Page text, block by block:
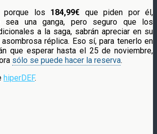
porque los 184,99€ que piden por él,
sea una ganga, pero seguro que los
a la saga, sabrán apreciar en su
réplica. Eso sí, para tenerlo en
que esperar hasta el 25 de noviembre,
sólo se puede hacer la reserva.
hiperDEF.